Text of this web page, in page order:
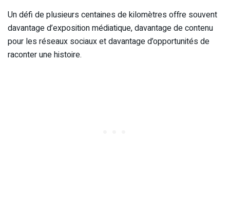
Un défi de plusieurs centaines de kilomètres offre souvent
davantage d’exposition médiatique, davantage de contenu
pour les réseaux sociaux et davantage d’opportunités de
raconter une histoire.